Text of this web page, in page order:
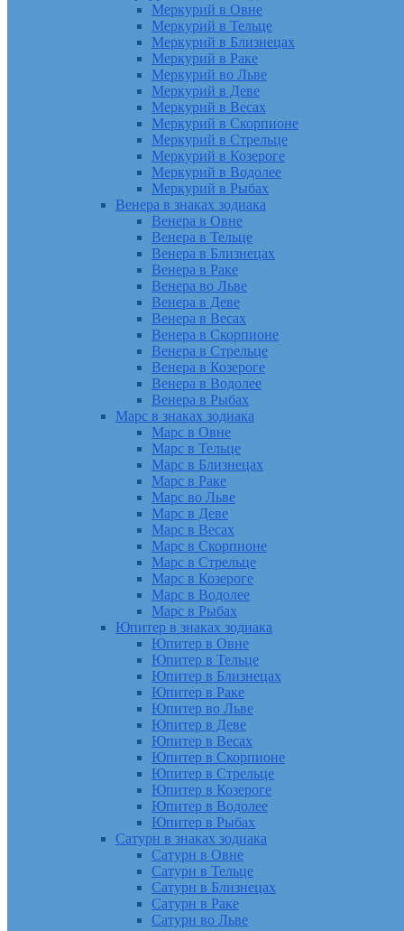
Меркурий в Овне
Меркурий в Тельце
Меркурий в Близнецах
Меркурий в Раке
Меркурий во Льве
Меркурий в Деве
Меркурий в Весах
Меркурий в Скорпионе
Меркурий в Стрельце
Меркурий в Козероге
Меркурий в Водолее
Меркурий в Рыбах
Венера в знаках зодиака
Венера в Овне
Венера в Тельце
Венера в Близнецах
Венера в Раке
Венера во Льве
Венера в Деве
Венера в Весах
Венера в Скорпионе
Венера в Стрельце
Венера в Козероге
Венера в Водолее
Венера в Рыбах
Марс в знаках зодиака
Марс в Овне
Марс в Тельце
Марс в Близнецах
Марс в Раке
Марс во Льве
Марс в Деве
Марс в Весах
Марс в Скорпионе
Марс в Стрельце
Марс в Козероге
Марс в Водолее
Марс в Рыбах
Юпитер в знаках зодиака
Юпитер в Овне
Юпитер в Тельце
Юпитер в Близнецах
Юпитер в Раке
Юпитер во Льве
Юпитер в Деве
Юпитер в Весах
Юпитер в Скорпионе
Юпитер в Стрельце
Юпитер в Козероге
Юпитер в Водолее
Юпитер в Рыбах
Сатурн в знаках зодиака
Сатурн в Овне
Сатурн в Тельце
Сатурн в Близнецах
Сатурн в Раке
Сатурн во Льве